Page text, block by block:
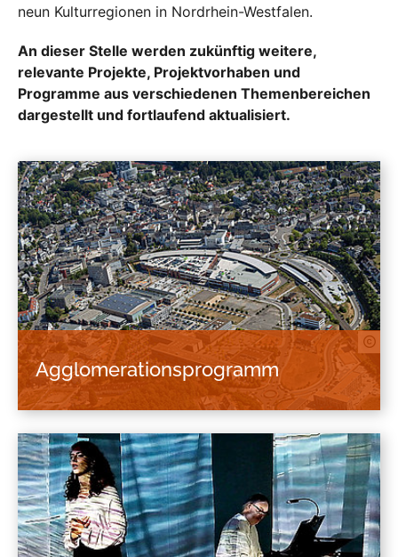
neun Kulturregionen in Nordrhein-Westfalen.
An dieser Stelle werden zukünftig weitere,
relevante Projekte, Projektvorhaben und
Programme aus verschiedenen Themenbereichen
dargestellt und fortlaufend aktualisiert.
Agglomerationsprogramm
realisierte Projekte, d.h. bereits umgesetzte und
"erlebbare" Projekte sowie Zukunftsprojekte,
d.h. Projektvorhaben, die sich derzeit in der
Umsetzung befinden oder zukünftig umgesetzt
werden sollen, abgebildet.